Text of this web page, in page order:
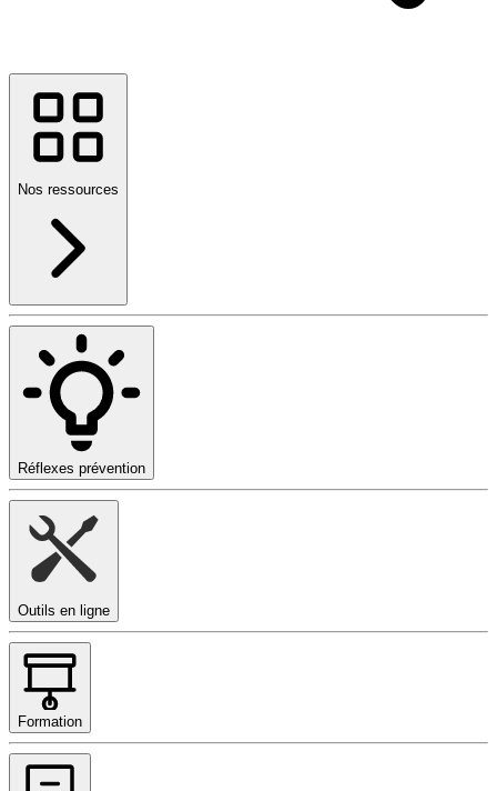
Nos ressources
Réflexes prévention
Outils en ligne
Formation